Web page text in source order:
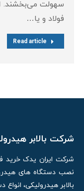
سهولت می‌بخشند.
فولاد و یا…
Read article
شرکت بالابر
شرکت ایران یدک خرید
نصب دستگاه های
بالابر هیدرولیکی،